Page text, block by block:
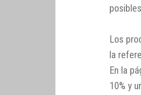
Los
la
En la
10% y